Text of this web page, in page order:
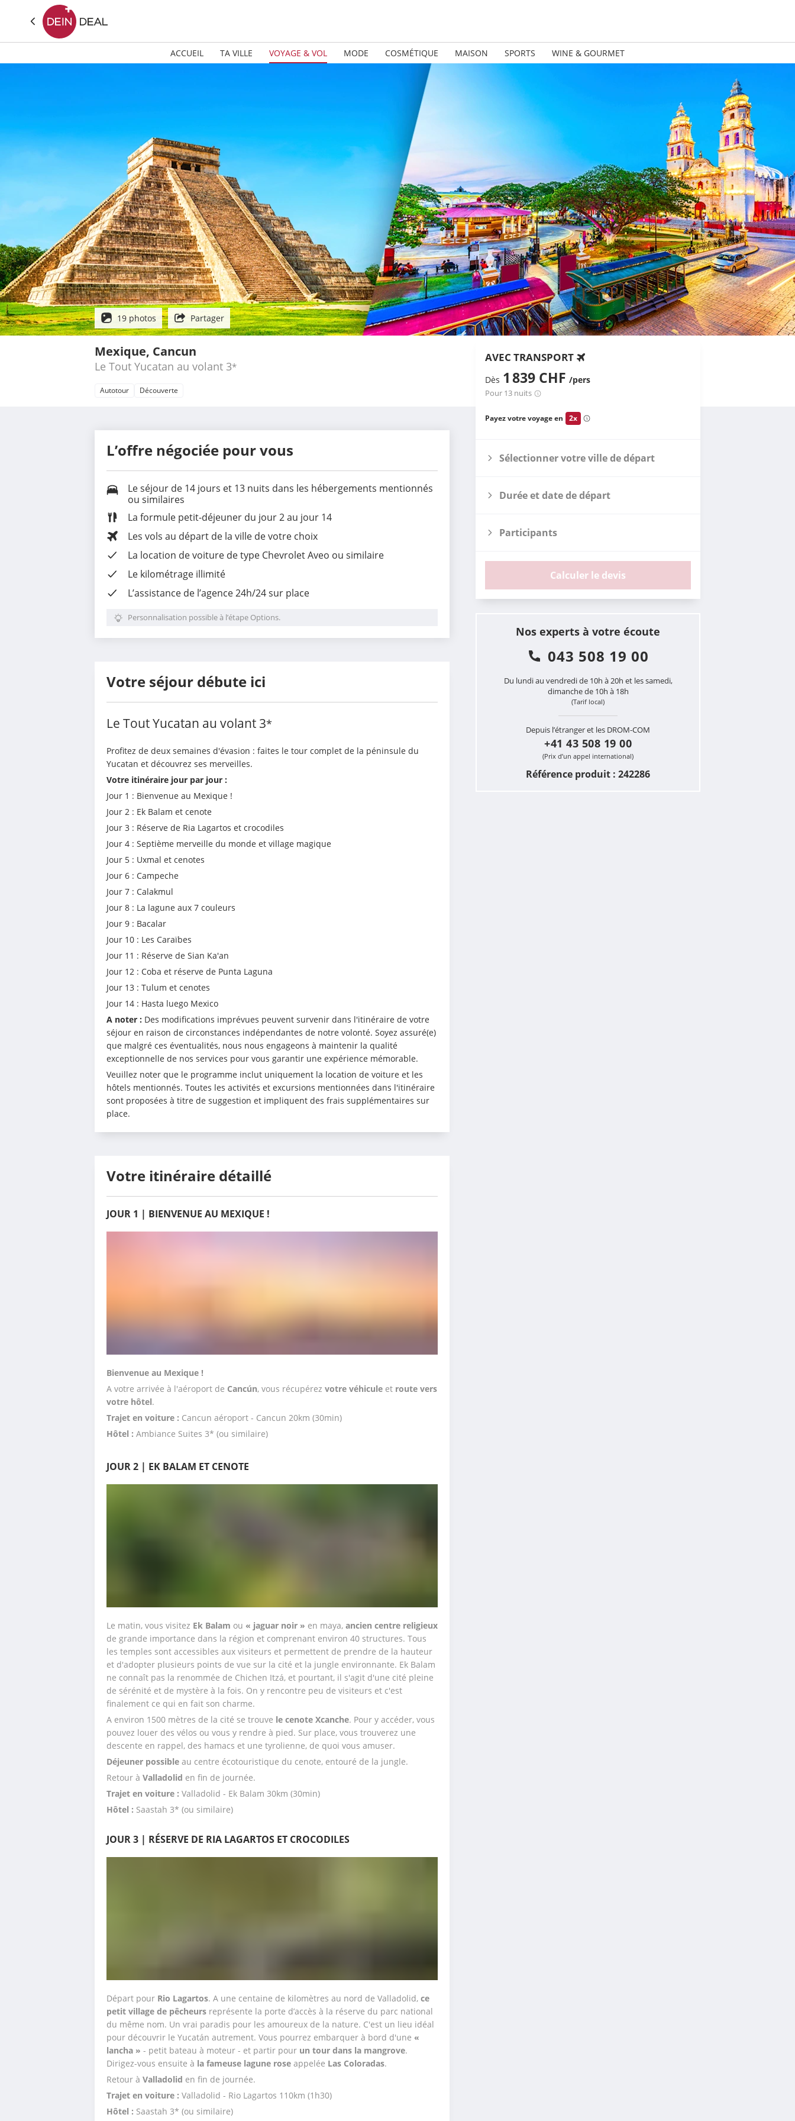
ACCUEIL TA VILLE VOYAGE & VOL MODE COSMÉTIQUE MAISON SPORTS WINE & GOURMET
19 photos Partager
Mexique, Cancun
Le Tout Yucatan au volant 3*
Autotour Découverte
AVEC TRANSPORT
Dès 1 839 CHF /pers
Pour 13 nuits
Payez votre voyage en 2x
Sélectionner votre ville de départ
Durée et date de départ
Participants
Calculer le devis
Nos experts à votre écoute
043 508 19 00
Du lundi au vendredi de 10h à 20h et les samedi,
dimanche de 10h à 18h
(Tarif local)
Depuis l’étranger et les DROM-COM
+41 43 508 19 00
(Prix d’un appel international)
Référence produit : 242286
L’offre négociée pour vous
Le séjour de 14 jours et 13 nuits dans les hébergements mentionnés
ou similaires
La formule petit-déjeuner du jour 2 au jour 14
Les vols au départ de la ville de votre choix
La location de voiture de type Chevrolet Aveo ou similaire
Le kilométrage illimité
L’assistance de l’agence 24h/24 sur place
Personnalisation possible à l’étape Options.
Votre séjour débute ici
Le Tout Yucatan au volant 3*
Profitez de deux semaines d'évasion : faites le tour complet de la péninsule du
Yucatan et découvrez ses merveilles.
Votre itinéraire jour par jour :
Jour 1 : Bienvenue au Mexique !
Jour 2 : Ek Balam et cenote
Jour 3 : Réserve de Ria Lagartos et crocodiles
Jour 4 : Septième merveille du monde et village magique
Jour 5 : Uxmal et cenotes
Jour 6 : Campeche
Jour 7 : Calakmul
Jour 8 : La lagune aux 7 couleurs
Jour 9 : Bacalar
Jour 10 : Les Caraïbes
Jour 11 : Réserve de Sian Ka'an
Jour 12 : Coba et réserve de Punta Laguna
Jour 13 : Tulum et cenotes
Jour 14 : Hasta luego Mexico
A noter : Des modifications imprévues peuvent survenir dans l'itinéraire de votre
séjour en raison de circonstances indépendantes de notre volonté. Soyez assuré(e)
que malgré ces éventualités, nous nous engageons à maintenir la qualité
exceptionnelle de nos services pour vous garantir une expérience mémorable.
Veuillez noter que le programme inclut uniquement la location de voiture et les
hôtels mentionnés. Toutes les activités et excursions mentionnées dans l'itinéraire
sont proposées à titre de suggestion et impliquent des frais supplémentaires sur
place.
Votre itinéraire détaillé
JOUR 1 | BIENVENUE AU MEXIQUE !
Bienvenue au Mexique !
A votre arrivée à l'aéroport de Cancún, vous récupérez votre véhicule et route vers
votre hôtel.
Trajet en voiture : Cancun aéroport - Cancun 20km (30min)
Hôtel : Ambiance Suites 3* (ou similaire)
JOUR 2 | EK BALAM ET CENOTE
Le matin, vous visitez Ek Balam ou « jaguar noir » en maya,
de grande importance dans la région et comprenant environ 40 structures. Tous
les temples sont accessibles aux visiteurs et permettent de prendre de la hauteur
et d'adopter plusieurs points de vue sur la cité et la jungle environnante. Ek Balam
ne connaît pas la renommée de Chichen Itzá, et pourtant, il s'agit d'une cité pleine
de sérénité et de mystère à la fois. On y rencontre peu de visiteurs et c'est
finalement ce qui en fait son charme.
A environ 1500 mètres de la cité se trouve le cenote Xcanche. Pour y accéder, vous
pouvez louer des vélos ou vous y rendre à pied. Sur place, vous trouverez une
descente en rappel, des hamacs et une tyrolienne, de quoi vous amuser.
Déjeuner possible au centre écotouristique du cenote, entouré de la jungle.
Retour à Valladolid en fin de journée.
Trajet en voiture : Valladolid - Ek Balam 30km (30min)
Hôtel : Saastah 3* (ou similaire)
JOUR 3 | RÉSERVE DE RIA LAGARTOS ET CROCODILES
Départ pour Rio Lagartos. A une centaine de kilomètres au nord de Valladolid, ce
petit village de pêcheurs représente la porte d’accès à la réserve du parc national
du même nom. Un vrai paradis pour les amoureux de la nature. C'est un lieu idéal
pour découvrir le Yucatán autrement. Vous pourrez embarquer à bord d'une «
lancha » - petit bateau à moteur - et partir pour un tour dans la mangrove.
Dirigez-vous ensuite à la fameuse lagune rose appelée Las Coloradas.
Retour à Valladolid en fin de journée.
Trajet en voiture : Valladolid - Rio Lagartos 110km (1h30)
Hôtel : Saastah 3* (ou similaire)